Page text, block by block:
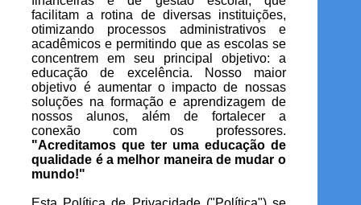
facilitam a rotina de diversas instituições,
otimizando processos administrativos e
acadêmicos e permitindo que as escolas se
concentrem em seu principal objetivo: a
educação de excelência. Nosso maior
objetivo é aumentar o impacto de nossas
soluções na formação e aprendizagem de
nossos alunos, além de fortalecer a
conexão com os professores.
"Acreditamos que ter uma educação de
qualidade é a melhor maneira de mudar o
mundo!"